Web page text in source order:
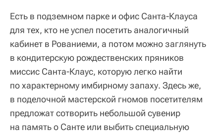
Есть в подземном парке и офис Санта-Клауса
для тех, кто не успел посетить аналогичный
кабинет в Рованиеми, а потом можно заглянуть
в кондитерскую рождественских пряников
миссис Санта-Клаус, которую легко найти
по характерному имбирному запаху. Здесь же,
в поделочной мастерской гномов посетителям
предложат сотворить небольшой сувенир
на память о Санте или выбить специальную